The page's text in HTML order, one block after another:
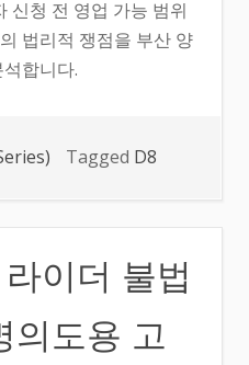
신청 전 영업 가능 범위
법리적 쟁점을 부산 양
합니다.
Tagged D8
이더 불법
의도용 고